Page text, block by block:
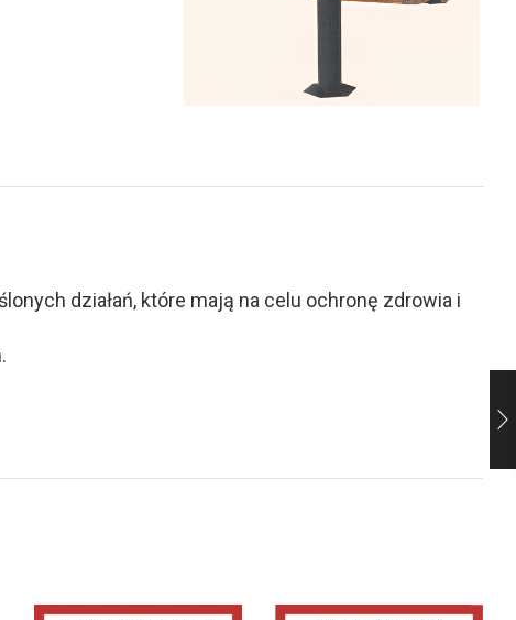
działań, które mają na celu ochronę zdrowia i